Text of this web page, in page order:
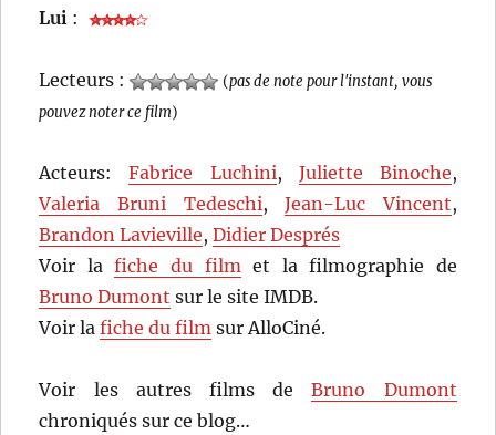
Lui :
Lecteurs : (pas de note pour l'instant, vous
pouvez noter ce film)
Acteurs:Fabrice Luchini, Juliette Binoche,
Valeria Bruni Tedeschi,Jean-Luc Vincent,
Brandon Lavieville,Didier Després
Voir lafiche du filmet la filmographie de
Bruno Dumont sur le site IMDB.
Voir lafiche du film sur AlloCiné.
Voir les autres films deBruno Dumont
chroniqués sur ce blog…